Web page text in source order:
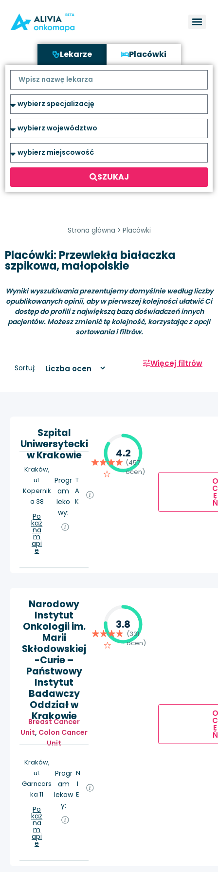
Lekarze Placówki
SZUKAJ
Strona główna > Placówki
Placówki: Przewlekła białaczka
szpikowa, małopolskie
Wyniki wyszukiwania prezentujemy domyślnie według liczby
opublikowanych opinii, aby w pierwszej kolejności ułatwić Ci
dostęp do profili z największą bazą doświadczeń innych
pacjentów. Możesz zmienić tę kolejność, korzystając z opcji
sortowania i filtrów.
Sortuj: Więcej filtrów
Szpital
Uniwersytecki
w Krakowie
Kraków,
ul.
Kopernik
a 38
Po
każ
na
m
api
e
Progr
am
leko
wy:
T
A
K
4.2
(457
ocen)
O
C
E
Ń
Narodowy
Instytut
Onkologii im.
Marii
Skłodowskiej
-Curie –
Państwowy
Instytut
Badawczy
Oddział w
Krakowie
Breast Cancer
Unit, Colon Cancer
Unit
Kraków,
ul.
Garncars
ka 11
Po
każ
na
m
api
e
Progr
am
lekow
y:
N
I
E
3.8
(331
ocen)
O
C
E
Ń